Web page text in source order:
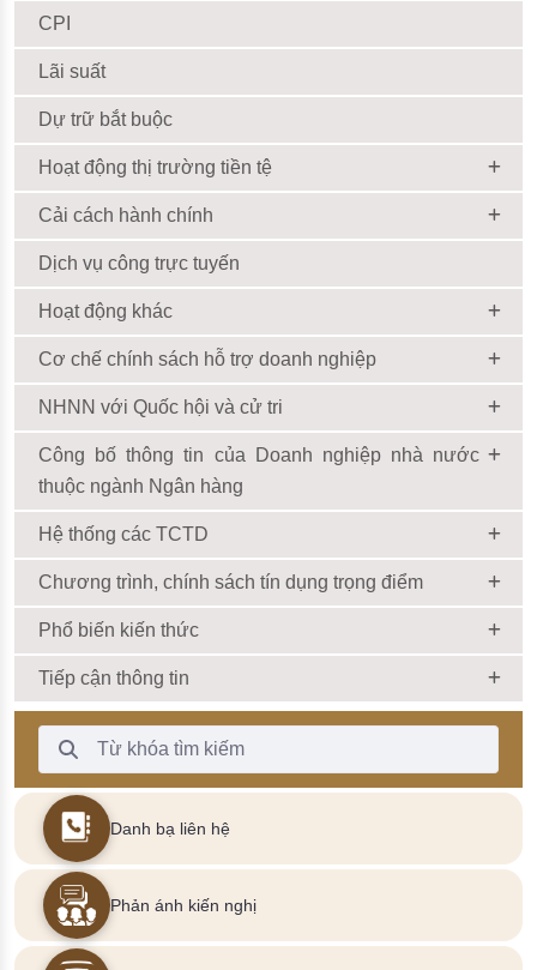
CPI
Lãi suất
Dự trữ bắt buộc
Hoạt động thị trường tiền tệ
Cải cách hành chính
Dịch vụ công trực tuyến
Hoạt động khác
Cơ chế chính sách hỗ trợ doanh nghiệp
NHNN với Quốc hội và cử tri
Công bố thông tin của Doanh nghiệp nhà nước
thuộc ngành Ngân hàng
Hệ thống các TCTD
Chương trình, chính sách tín dụng trọng điểm
Phổ biến kiến thức
Tiếp cận thông tin
Thanh Tìm kiếm
Danh bạ liên hệ
Phản ánh kiến nghị